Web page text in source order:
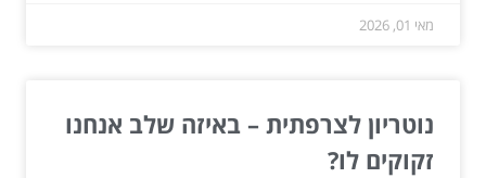
מאי 01, 2026
נוטריון לצרפתית – באיזה שלב אנחנו
זקוקים לו?